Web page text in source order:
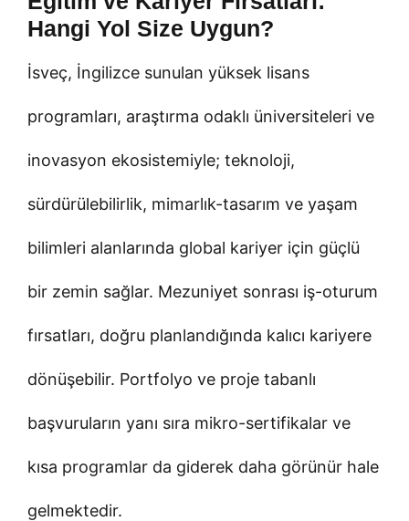
Hangi Yol Size Uygun?
İsveç, İngilizce sunulan yüksek lisans
programları, araştırma odaklı üniversiteleri ve
inovasyon ekosistemiyle; teknoloji,
sürdürülebilirlik, mimarlık-tasarım ve yaşam
bilimleri alanlarında global kariyer için güçlü
bir zemin sağlar. Mezuniyet sonrası iş-oturum
fırsatları, doğru planlandığında kalıcı kariyere
dönüşebilir. Portfolyo ve proje tabanlı
başvuruların yanı sıra mikro-sertifikalar ve
kısa programlar da giderek daha görünür hale
gelmektedir.